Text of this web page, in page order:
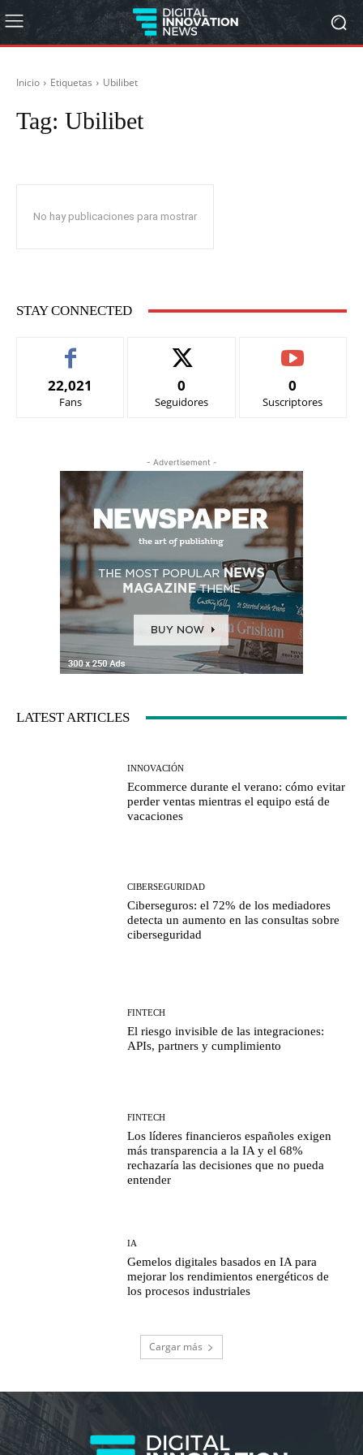
Inicio Etiquetas Ubilibet
Tag: Ubilibet
No hay publicaciones para mostrar
STAY CONNECTED
22,021
Fans
0
Seguidores
0
Suscriptores
- Advertisement -
LATEST ARTICLES
INNOVACIÓN
Ecommerce durante el verano: cómo evitar
perder ventas mientras el equipo está de
vacaciones
CIBERSEGURIDAD
Ciberseguros: el 72% de los mediadores
detecta un aumento en las consultas sobre
ciberseguridad
FINTECH
El riesgo invisible de las integraciones:
APIs, partners y cumplimiento
FINTECH
Los líderes financieros españoles exigen
más transparencia a la IA y el 68%
rechazaría las decisiones que no pueda
entender
IA
Gemelos digitales basados en IA para
mejorar los rendimientos energéticos de
los procesos industriales
Cargar más